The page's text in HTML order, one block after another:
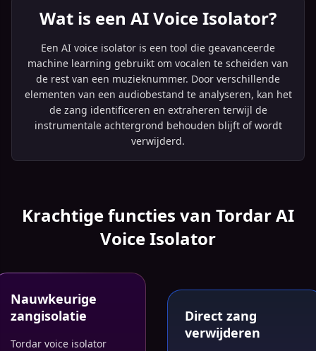
Wat is een AI Voice Isolator?
Een AI voice isolator is een tool die geavanceerde
machine learning gebruikt om vocalen te scheiden van
de rest van een muzieknummer. Door verschillende
elementen van een audiobestand te analyseren, kan het
de zang identificeren en extraheren terwijl de
instrumentale achtergrond behouden blijft of wordt
verwijderd.
Krachtige functies van Tordar AI
Voice Isolator
Nauwkeurige
zangisolatie
Tordar voice isolator
Direct zang
verwijderen